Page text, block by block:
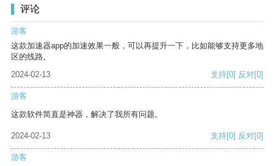
评论
游客
这款加速器app的加速效果一般，可以再提升一下，比如能够支持更多地
区的线路。
2024-02-13
支持[0] 反对[0]
游客
这款软件简直是神器，解决了我所有问题。
2024-02-13 支持[0] 反对[0]
游客